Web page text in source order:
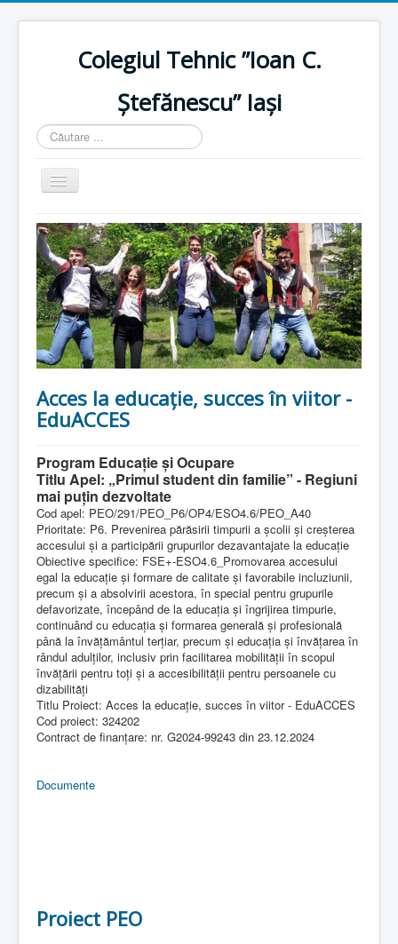
Colegiul Tehnic ”Ioan C.
Ștefănescu” Iași
Căutare
...
Comută
navigarea
Home
Istoric
Resurse umane
Resurse materiale
Plan școlarizare
Contact
Acces la educație, succes în viitor -
EduACCES
Program Educație și Ocupare
Titlu Apel: „Primul student din familie” - Regiuni
mai puțin dezvoltate
Cod apel: PEO/291/PEO_P6/OP4/ESO4.6/PEO_A40
Prioritate: P6. Prevenirea părăsirii timpurii a școlii și creșterea
accesului și a participării grupurilor dezavantajate la educație
Obiective specifice: FSE+-ESO4.6_Promovarea accesului
egal la educație și formare de calitate și favorabile incluziunii,
precum și a absolvirii acestora, în special pentru grupurile
defavorizate, începând de la educația și îngrijirea timpurie,
continuând cu educația și formarea generală și profesională
până la învățământul terțiar, precum și educația și învățarea în
rândul adulților, inclusiv prin facilitarea mobilității în scopul
învățării pentru toți și a accesibilității pentru persoanele cu
dizabilități
Titlu Proiect: Acces la educație, succes în viitor - EduACCES
Cod proiect: 324202
Contract de finanțare: nr. G2024-99243 din 23.12.2024
Documente
Proiect PEO